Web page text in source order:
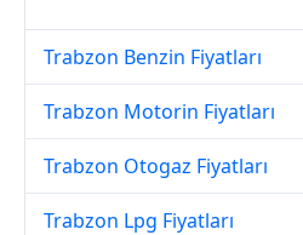
Trabzon Benzin Fiyatları
Trabzon Motorin Fiyatları
Trabzon Otogaz Fiyatları
Trabzon Lpg Fiyatları